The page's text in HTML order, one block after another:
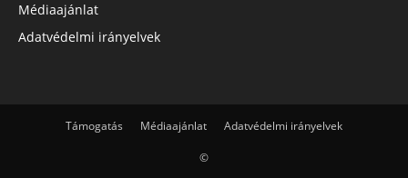
Médiaajánlat
Adatvédelmi irányelvek
Támogatás Médiaajánlat Adatvédelmi irányelvek
©